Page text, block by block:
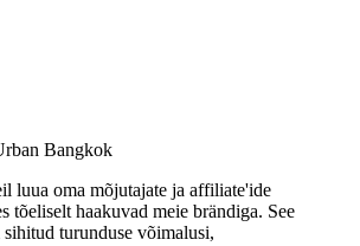
Bangkok
luua oma mõjutajate ja affiliate'ide
tõeliselt haakuvad meie brändiga. See
turunduse võimalusi,